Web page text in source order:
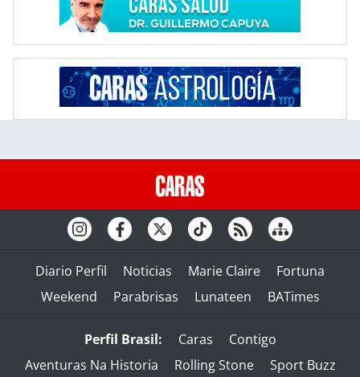
Diario Perfil Noticias Marie Claire
Fortuna
Weekend
Parabrisas Lunateen BATimes
Perfil Brasil: Caras
Contigo
Aventuras Na Historia
Rolling Stone Sport Buzz